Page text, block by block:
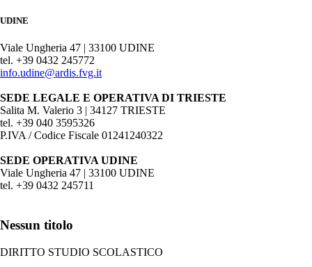
UDINE
Viale Ungheria 47 | 33100 UDINE
tel. +39 0432 245772
info.udine@ardis.fvg.it
SEDE LEGALE E OPERATIVA DI TRIESTE
Salita M. Valerio 3 | 34127 TRIESTE
tel. +39 040 3595326
P.IVA / Codice Fiscale 01241240322
SEDE OPERATIVA UDINE
Viale Ungheria 47 | 33100 UDINE
tel. +39 0432 245711
Nessun titolo
DIRITTO STUDIO SCOLASTICO